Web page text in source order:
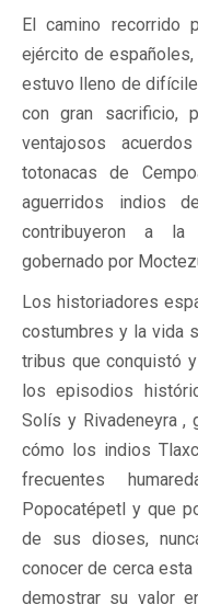
El camino recorrido
ejército de
estuvo lleno de
con gran sacrificio,
ventajosos
totonacas de
aguerridos indios
contribuyeron a la
gobernado por
Los historiadores
costumbres y la vida
tribus que conquistó
los episodios
Solís y Rivadeneyra ,
cómo los indios
frecuentes
Popocatépetl y que
de sus dioses,
conocer de cerca esta
demostrar su valor